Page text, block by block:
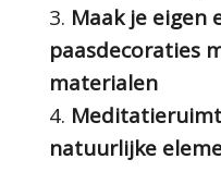
Maak je eigen
paasdecoraties
materialen
natuurlijke